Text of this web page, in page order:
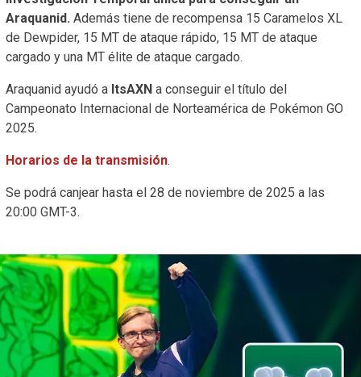
Araquanid. Además tiene de recompensa 15 Caramelos XL
de Dewpider, 15 MT de ataque rápido, 15 MT de ataque
cargado y una MT élite de ataque cargado.
Araquanid ayudó a ItsAXN a conseguir el título del
Campeonato Internacional de Norteamérica de Pokémon GO
2025.
Horarios de la transmisión.
Se podrá canjear hasta el 28 de noviembre de 2025 a las
20:00 GMT-3.